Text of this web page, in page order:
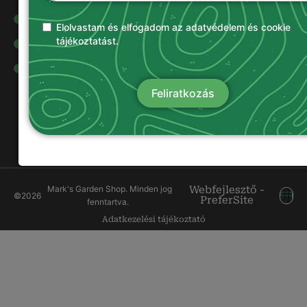
kenőanyagok
Damilok
Munkavédelmi
ruházat
©2026
Mark's Garden Shop. Minden jog
fenntartva.
Webfejlesztő -
PreferSite
Adatkezelési tájékoztató
Elolvastam és elfogadom az adatvédelem és cookie
tájékoztatást.
Feliratkozás